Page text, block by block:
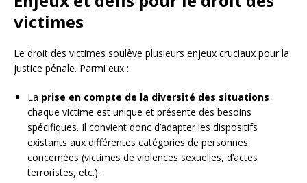
victimes
Le droit des victimes soulève plusieurs enjeux cruciaux pour la
justice pénale. Parmi eux :
La prise en compte de la diversité des situations :
chaque victime est unique et présente des besoins
spécifiques. Il convient donc d’adapter les dispositifs
existants aux différentes catégories de personnes
concernées (victimes de violences sexuelles, d’actes
terroristes, etc.).